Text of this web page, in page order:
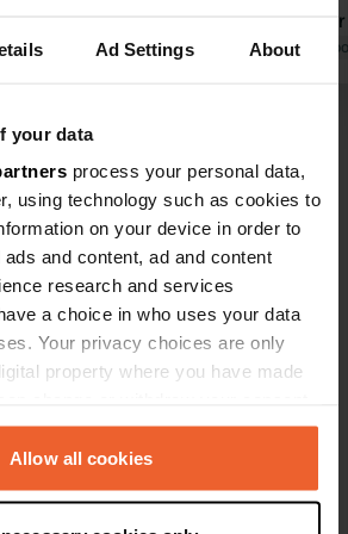
Ad Settings About
your data
process your personal data,
using technology such as cookies to
on your device in order to
and content, ad and content
research and services
a choice in who uses your data
Your privacy choices are only
property where you have made
Declaration or by clicking on
Allow all cookies
de
environs
sympa.
havre de
Traduit par
tous les 25 avis
Es-tu déjà venu ici ?
71
Allemagne